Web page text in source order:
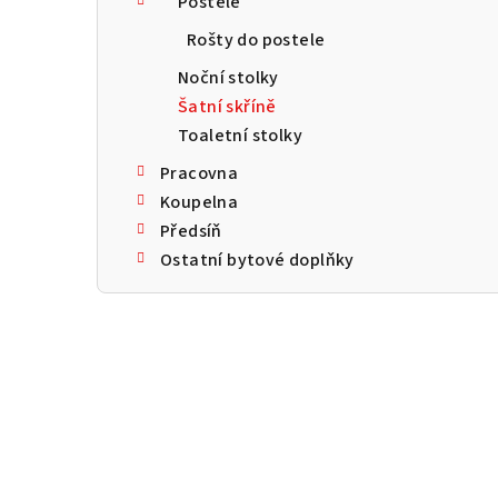
Rošty do postele
Noční stolky
Šatní skříně
Toaletní stolky
Pracovna
Koupelna
Předsíň
Ostatní bytové doplňky